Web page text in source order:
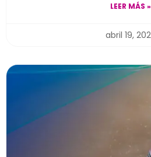
LEER MÁS »
abril 19,